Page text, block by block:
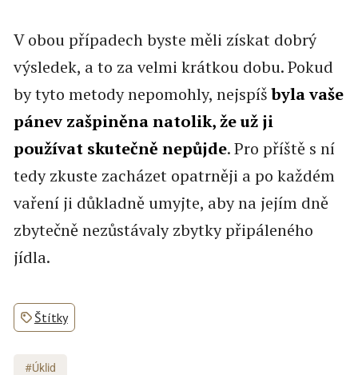
V obou případech byste měli získat dobrý
výsledek, a to za velmi krátkou dobu. Pokud
by tyto metody nepomohly, nejspíšbyla vaše
pánev zašpiněna natolik, že už ji
používat skutečně nepůjde. Pro příště s ní
tedy zkuste zacházet opatrněji a po každém
vaření ji důkladně umyjte, aby na jejím dně
zbytečně nezůstávaly zbytky připáleného
jídla.
Štítky
#Úklid